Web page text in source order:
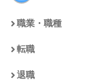
職業・職種
転職
退職